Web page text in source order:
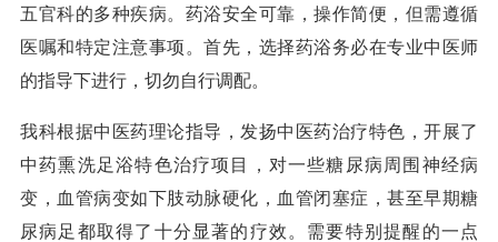
五官科的多种疾病。药浴安全可靠，操作简便，但需遵循
医嘱和特定注意事项。首先，选择药浴务必在专业中医师
的指导下进行，切勿自行调配。
我科根据中医药理论指导，发扬中医药治疗特色，开展了
中药熏洗足浴特色治疗项目，对一些糖尿病周围神经病
变，血管病变如下肢动脉硬化，血管闭塞症，甚至早期糖
尿病足都取得了十分显著的疗效。需要特别提醒的一点